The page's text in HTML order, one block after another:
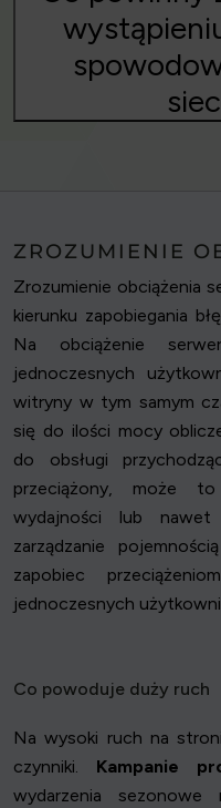
ZROZUMIENIE
Zrozumienie obciążenia
kierunku zapobiegania
Na obciążenie
jednoczesnych
witryny w tym samym
się do ilości mocy
do obsługi
przeciążony, może
wydajności lub nawet
zarządzanie
zapobiec
jednoczesnych
Co powoduje duży ruch
Na wysoki ruch na
czynniki. Kampanie
wydarzenia